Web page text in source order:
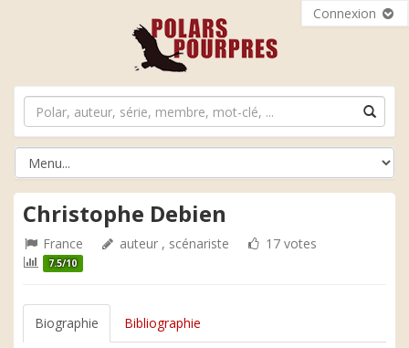
Connexion
Christophe Debien
France auteur , scénariste 17 votes
7.5/10
Biographie Bibliographie